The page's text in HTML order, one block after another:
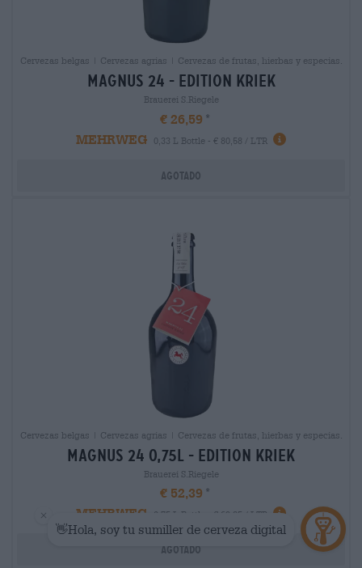
Cervezas belgas | Cervezas agrias | Cervezas de frutas, hierbas y especias.
magnus 24 - edition kriek
Brauerei S.Riegele
€ 26,59
MEHRWEG
0,33 L Bottle - € 80,58 / LTR
Agotado
Cervezas belgas | Cervezas agrias | Cervezas de frutas, hierbas y especias.
magnus 24 0,75l - edition kriek
Brauerei S.Riegele
€ 52,39
MEHRWEG
0,75 L Bottle - € 69,85 / LTR
Agotado